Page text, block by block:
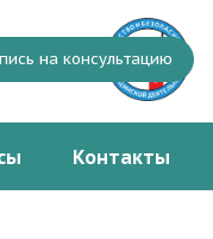
на консультацию
Контакты